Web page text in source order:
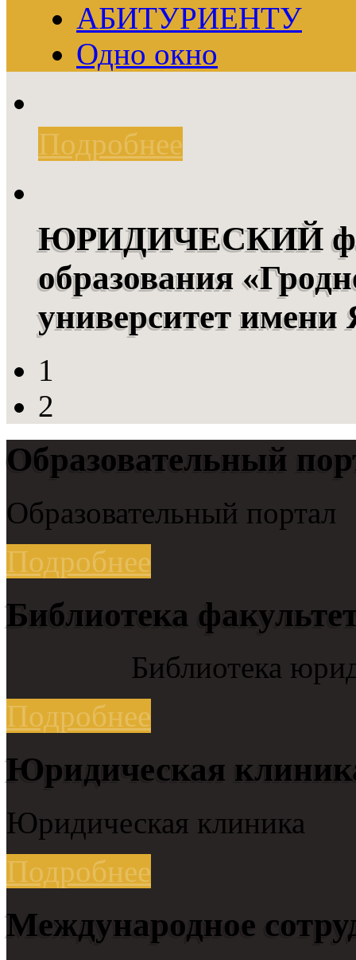
АБИТУРИЕНТУ
Одно окно
Подробнее
ЮРИДИЧЕСКИЙ
образования
университет
1
2
Образовательный
Образовательный портал
Подробнее
Библиотека
Библиотека
Подробнее
Юридическая
Юридическая клиника
Подробнее
Международное